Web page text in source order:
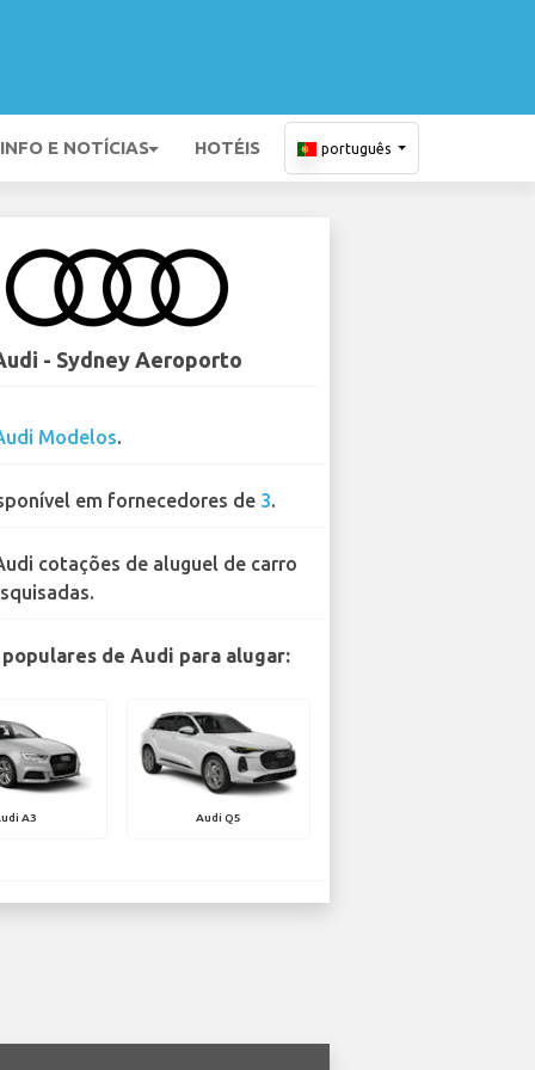
INFO E NOTÍCIAS HOTÉIS português
- Sydney Aeroporto
Modelos.
em fornecedores de 3.
cotações de aluguel de carro
de Audi para alugar:
A3 Audi Q5